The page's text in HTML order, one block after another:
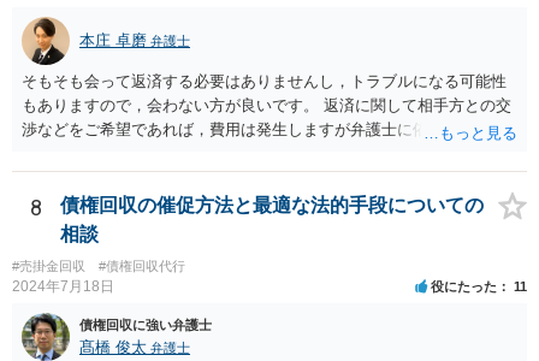
本庄 卓磨 弁護士
そもそも会って返済する必要はありませんし，トラブルになる可能性
もありますので，会わない方が良いです。 返済に関して相手方との交
渉などをご希望であれば，費用は発生しますが弁護士に依頼すること
きますので，ご自身で対応する必要はなくなります。
8
債権回収の催促方法と最適な法的手段についての
相談
#売掛金回収 #債権回収代行
2024年7月18日 役にたった 11
債権回収に強い弁護士
髙橋 俊太 弁護士